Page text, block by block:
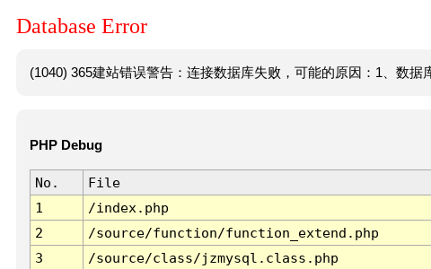
Database Error
(1040) 365建站错误警告：连接数据库失败，可能的原因：1、数据
PHP Debug
No. File
1
/index.php
2
/source/function/function_extend.php
3
/source/class/jzmysql.class.php